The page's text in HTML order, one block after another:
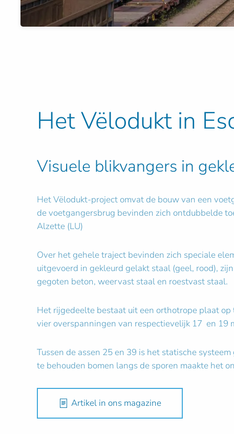
Het Vëlodukt in
Visuele blikvangers in
Het Vëlodukt-project omvat de bouw van een
de voetgangersbrug bevinden zich ontdubbelde
Alzette (LU)
Over het gehele traject bevinden zich speciale
uitgevoerd in gekleurd gelakt staal (geel, rood),
gegoten beton, weervast staal en roestvast staal.
Het rijgedeelte bestaat uit een orthotrope plaat
vier overspanningen van respectievelijk 17 en 19
Tussen de assen 25 en 39 is het statische
te behouden bomen langs de sporen maakte het
Artikel in ons magazine